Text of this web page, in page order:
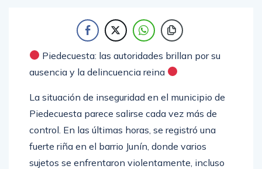
Piedecuesta: las autoridades brillan por su
ausencia y la delincuencia reina
La situación de inseguridad en el municipio de
Piedecuesta parece salirse cada vez más de
control. En las últimas horas, se registró una
fuerte riña en el barrio Junín, donde varios
sujetos se enfrentaron violentamente, incluso